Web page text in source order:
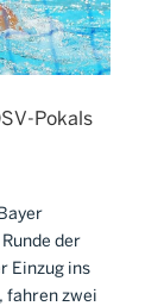
Pokals
der
Einzug ins
fahren zwei